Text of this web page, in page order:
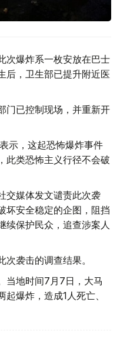
次爆炸系一枚安放在巴士
后，卫生部已提升附近医
门已控制现场，并重新开
示，这起恐怖爆炸事件
此类恐怖主义行径不会破
交媒体发文谴责此次袭
坏安全稳定的企图，阻挡
续保护民众，追查涉案人
袭击的调查结果。
当地时间7月7日，大马
爆炸，造成1人死亡、